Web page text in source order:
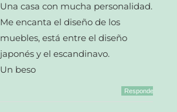
Una casa con mucha personalidad.
Me encanta el diseño de los
muebles, está entre el diseño
japonés y el escandinavo.
Un beso
Responder